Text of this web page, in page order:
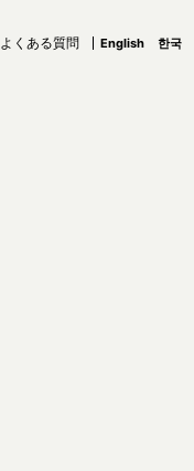
よくある質問 English 한국